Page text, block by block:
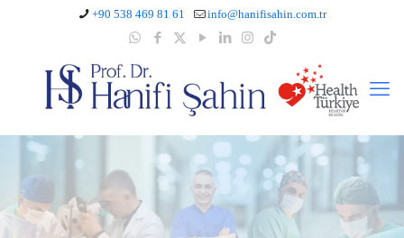
+90 538 469 81 61 info@hanifisahin.com.tr